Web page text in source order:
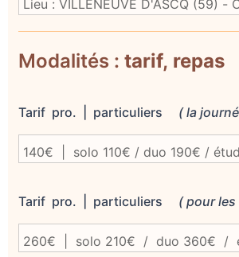
Modalités : tarif, repas
Tarif pro. | particuliers ( la
Tarif pro. | particuliers ( pour